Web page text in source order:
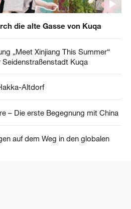
die alte Gasse von Kuqa
„Meet Xinjiang This Summer“
Kuqa
Altdorf
– Die erste Begegnung mit China
auf dem Weg in den globalen